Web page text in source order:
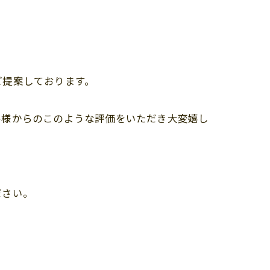
案しております。
からのこのような評価をいただき大変嬉し
い。